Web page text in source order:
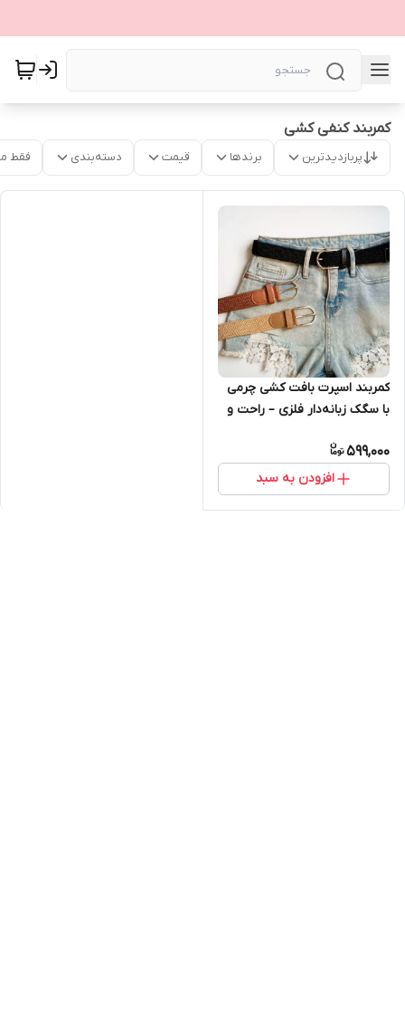
کمربند کنفی کشی
پربازدیدترین برندها قیمت دسته‌بندی فقط
کمربند اسپرت بافت کشی چرمی
با سگک زبانه‌دار فلزی – راحت و
599,000
افزودن به سبد